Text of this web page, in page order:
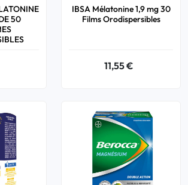
50
IBSA Mélatonine 1,9 mg 30
Films Orodispersibles
11,55 €